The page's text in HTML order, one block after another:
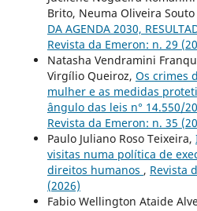
Brito, Neuma Oliveira Souto
DA AGENDA 2030,
Revista da Emeron: n. 29
Natasha Vendramini
Virgílio Queiroz, Os crimes
mulher e as medidas
ângulo das leis n° 14.550/
Revista da Emeron: n. 35
Paulo Juliano Roso Teixeira,
visitas numa política de
direitos humanos , Revista
(2026)
Fabio Wellington Ataide